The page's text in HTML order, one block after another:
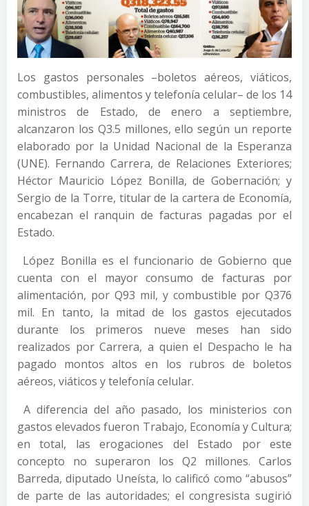
Los gastos personales –boletos aéreos, viáticos,
combustibles, alimentos y telefonía celular– de los 14
ministros de Estado, de enero a septiembre,
alcanzaron los Q3.5 millones, ello según un reporte
elaborado por la Unidad Nacional de la Esperanza
(UNE). Fernando Carrera, de Relaciones Exteriores;
Héctor Mauricio López Bonilla, de Gobernación; y
Sergio de la Torre, titular de la cartera de Economía,
encabezan el ranquin de facturas pagadas por el
Estado.
López Bonilla es el funcionario de Gobierno que
cuenta con el mayor consumo de facturas por
alimentación, por Q93 mil, y combustible por Q376
mil. En tanto, la mitad de los gastos ejecutados
durante los primeros nueve meses han sido
realizados por Carrera, a quien el Despacho le ha
pagado montos altos en los rubros de boletos
aéreos, viáticos y telefonía celular.
A diferencia del año pasado, los ministerios con
gastos elevados fueron Trabajo, Economía y Cultura;
en total, las erogaciones del Estado por este
concepto no superaron los Q2 millones. Carlos
Barreda, diputado Uneísta, lo calificó como “abusos”
de parte de las autoridades; el congresista sugirió